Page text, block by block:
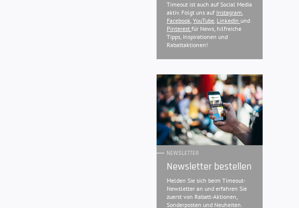
Timeout ist auch auf Social Media
aktiv. Folgt uns auf Instagram,
Facebook, YouTube, LinkedIn und
Pinterest für News, hilfreiche
Tipps, Inspirationen und
Rabattaktionen!
NEWSLETTER
Newsletter bestellen
Melden Sie sich beim Timeout-
Newsletter an und erfahren Sie
zuerst von Rabatt-Aktionen,
Sonderposten und Neuheiten.